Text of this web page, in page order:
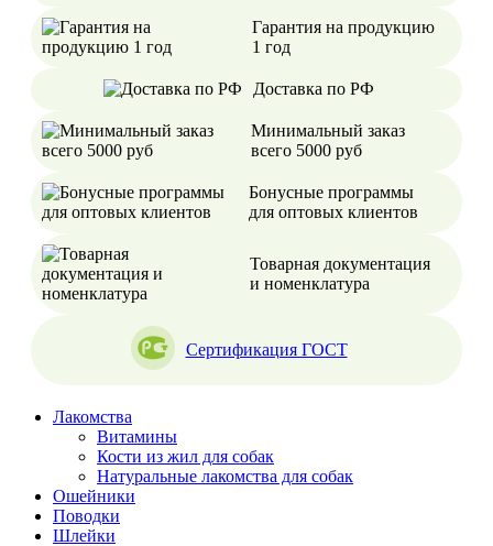
Гарантия на продукцию
1 год
Доставка по РФ
Минимальный заказ
всего 5000 руб
Бонусные программы
для оптовых клиентов
Товарная документация
и номенклатура
Сертификация ГОСТ
Лакомства
Витамины
Кости из жил для собак
Натуральные лакомства для собак
Ошейники
Поводки
Шлейки